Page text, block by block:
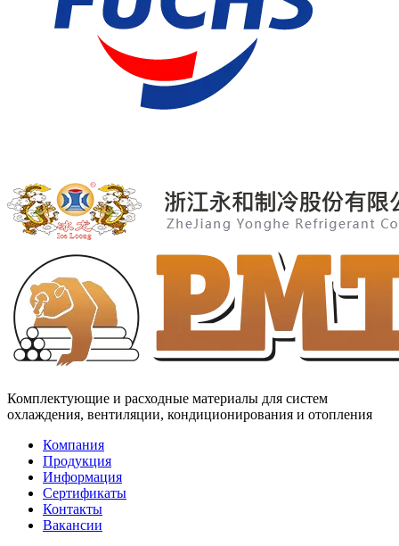
Комплектующие и расходные материалы для систем
охлаждения, вентиляции, кондиционирования и отопления
Компания
Продукция
Информация
Сертификаты
Контакты
Вакансии